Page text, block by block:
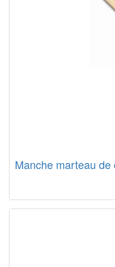
Manche marteau